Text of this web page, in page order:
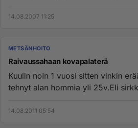
14.08.2007 11:25
METSÄNHOITO
Raivaussahaan kovapalaterä
Kuulin noin 1 vuosi sitten vinkin
tehnyt alan hommia yli 25v.Eli
14.08.2011 05:54